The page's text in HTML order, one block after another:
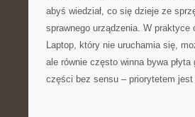
abyś wiedział, co się dzieje ze
sprawnego urządzenia. W
Laptop, który nie uruchamia się,
ale równie często winna bywa
części bez sensu – priorytetem